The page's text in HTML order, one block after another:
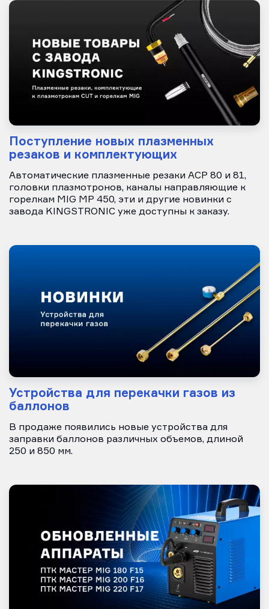
Поступление новых плазменных
резаков и комплектующих
Автоматические плазменные резаки ACP 80 и 81,
головки плазмотронов, каналы направляющие к
горелкам MIG MP 450, эти и другие новинки с
завода KINGSTRONIC уже доступны к заказу.
Устройства для перекачки газов из
баллонов
В продаже появились новые устройства для
заправки баллонов различных объемов, длиной
250 и 850 мм.